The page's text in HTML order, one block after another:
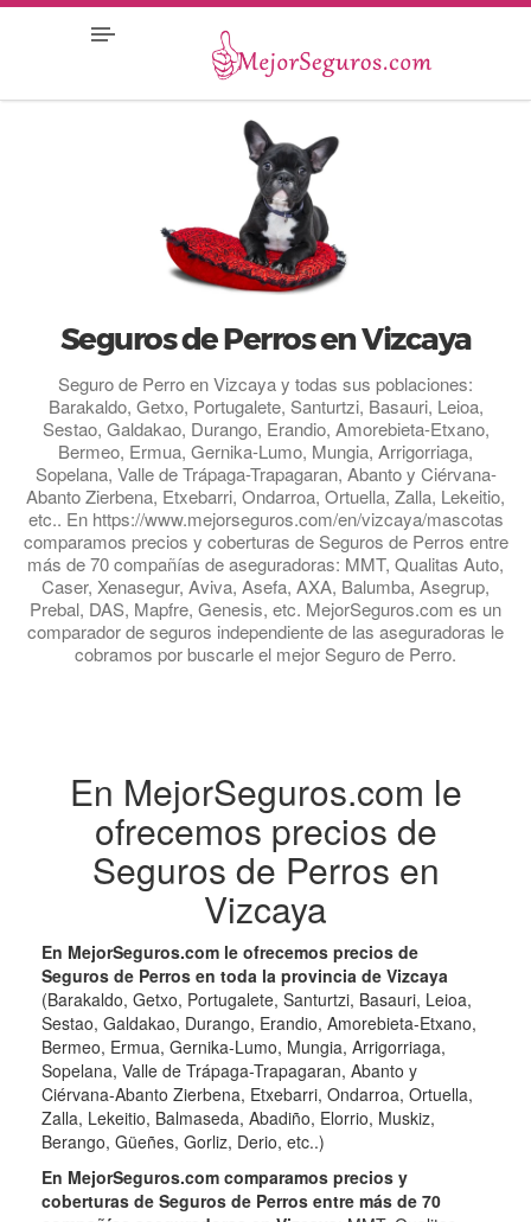
Seguros de Perros en Vizcaya
Seguro de Perro en Vizcaya y todas sus poblaciones:
Barakaldo, Getxo, Portugalete, Santurtzi, Basauri, Leioa,
Sestao, Galdakao, Durango, Erandio, Amorebieta-Etxano,
Bermeo, Ermua, Gernika-Lumo, Mungia, Arrigorriaga,
Sopelana, Valle de Trápaga-Trapagaran, Abanto y Ciérvana-
Abanto Zierbena, Etxebarri, Ondarroa, Ortuella, Zalla, Lekeitio,
etc.. En https://www.mejorseguros.com/en/vizcaya/mascotas
comparamos precios y coberturas de Seguros de Perros entre
más de 70 compañías de aseguradoras: MMT, Qualitas Auto,
Caser, Xenasegur, Aviva, Asefa, AXA, Balumba, Asegrup,
Prebal, DAS, Mapfre, Genesis, etc. MejorSeguros.com es un
comparador de seguros independiente de las aseguradoras le
cobramos por buscarle el mejor Seguro de Perro.
En MejorSeguros.com le
ofrecemos precios de
Seguros de Perros en
Vizcaya
En MejorSeguros.com le ofrecemos precios de
Seguros de Perros en toda la provincia de Vizcaya
(Barakaldo, Getxo, Portugalete, Santurtzi, Basauri, Leioa,
Sestao, Galdakao, Durango, Erandio, Amorebieta-Etxano,
Bermeo, Ermua, Gernika-Lumo, Mungia, Arrigorriaga,
Sopelana, Valle de Trápaga-Trapagaran, Abanto y
Ciérvana-Abanto Zierbena, Etxebarri, Ondarroa, Ortuella,
Zalla, Lekeitio, Balmaseda, Abadiño, Elorrio, Muskiz,
Berango, Güeñes, Gorliz, Derio, etc..)
En MejorSeguros.com comparamos precios y
coberturas de Seguros de Perros entre más de 70